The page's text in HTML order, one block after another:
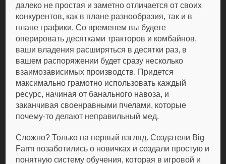
далеко не простая и заметно отличается от своих
конкурентов, как в плане разнообразия, так и в
плане графики. Со временем вы будете
оперировать десятками тракторов и комбайнов,
ваши владения расширяться в десятки раз, в
вашем распоряжении будет сразу несколько
взаимозависимых производств. Придется
максимально грамотно использовать каждый
ресурс, начиная от банального навоза, и
заканчивая своенравными пчелами, которые
почему-то делают неправильный мед.
Сложно? Только на первый взгляд. Создатели Big
Farm позаботились о новичках и создали простую и
понятную систему обучения, которая в игровой и